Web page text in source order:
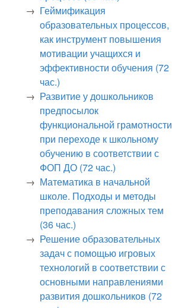
Геймификация
образовательных процессов,
как инструмент повышения
мотивации учащихся и
эффективности обучения (72
час.)
Развитие у дошкольников
предпосылок
функциональной грамотности
при переходе к школьному
обучению в соответствии с
ФОП ДО (72 час.)
Математика в начальной
школе. Подходы и методы
преподавания сложных тем
(36 час.)
Решение образовательных
задач с помощью игровых
технологий в соответствии с
основными направлениями
развития дошкольников (72